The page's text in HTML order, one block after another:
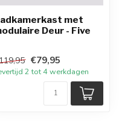
met
Deur - Five
€79,95
2 tot 4 werkdagen